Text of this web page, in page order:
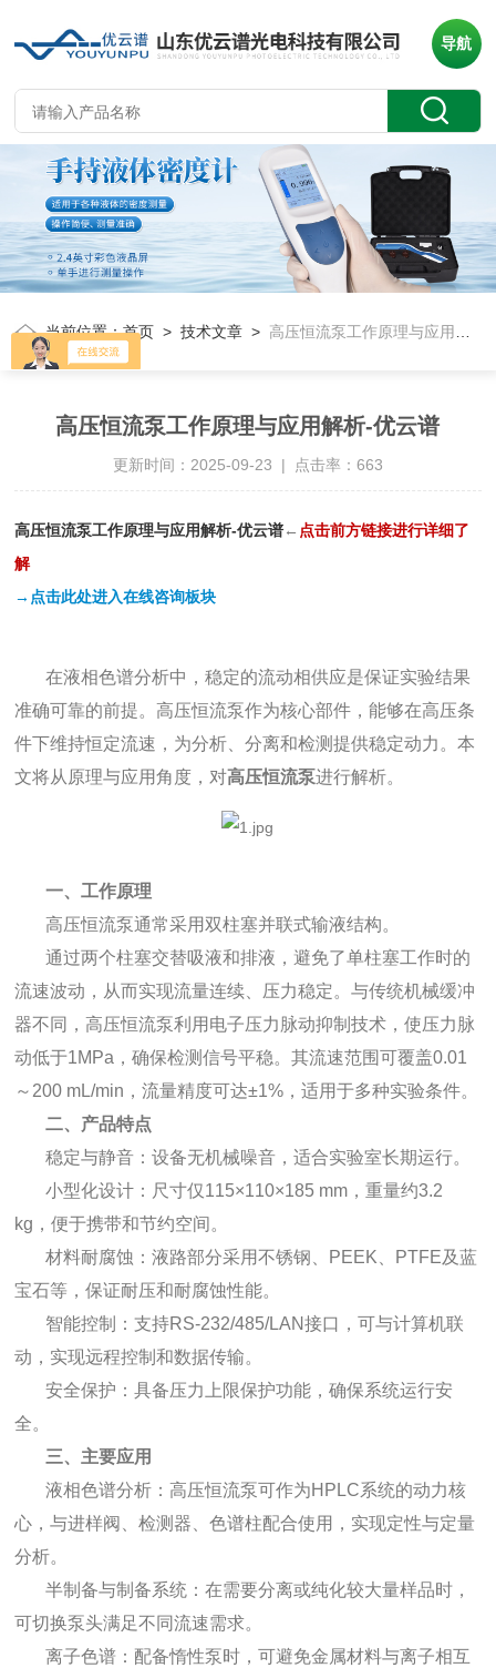
导航
当前位置：首页 >技术文章 > 高压恒流泵工作原理与应用解析-优云谱
高压恒流泵工作原理与应用解析-优云谱
更新时间：2025-09-23 | 点击率：663
高压恒流泵工作原理与应用解析-优云谱← 点击前方链接进行详细了
解
→点击此处进入在线咨询板块
在液相色谱分析中，稳定的流动相供应是保证实验结果
准确可靠的前提。高压恒流泵作为核心部件，能够在高压条
件下维持恒定流速，为分析、分离和检测提供稳定动力。本
文将从原理与应用角度，对高压恒流泵进行解析。
一、工作原理
高压恒流泵通常采用双柱塞并联式输液结构。
通过两个柱塞交替吸液和排液，避免了单柱塞工作时的
流速波动，从而实现流量连续、压力稳定。与传统机械缓冲
器不同，高压恒流泵利用电子压力脉动抑制技术，使压力脉
动低于1MPa，确保检测信号平稳。其流速范围可覆盖0.01
～200 mL/min，流量精度可达±1%，适用于多种实验条件。
二、产品特点
稳定与静音：设备无机械噪音，适合实验室长期运行。
小型化设计：尺寸仅115×110×185 mm，重量约3.2
kg，便于携带和节约空间。
材料耐腐蚀：液路部分采用不锈钢、PEEK、PTFE及蓝
宝石等，保证耐压和耐腐蚀性能。
智能控制：支持RS-232/485/LAN接口，可与计算机联
动，实现远程控制和数据传输。
安全保护：具备压力上限保护功能，确保系统运行安
全。
三、主要应用
液相色谱分析：高压恒流泵可作为HPLC系统的动力核
心，与进样阀、检测器、色谱柱配合使用，实现定性与定量
分析。
半制备与制备系统：在需要分离或纯化较大量样品时，
可切换泵头满足不同流速需求。
离子色谱：配备惰性泵时，可避免金属材料与离子相互